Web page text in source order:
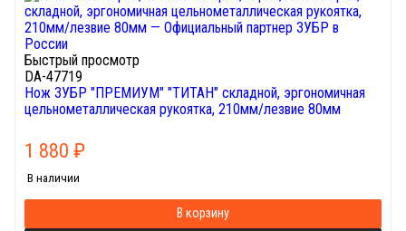
Быстрый просмотр
DA-47719
Нож ЗУБР "ПРЕМИУМ" "ТИТАН" складной, эргономичная
цельнометаллическая рукоятка, 210мм/лезвие 80мм
1 880 ₽
В наличии
В корзину